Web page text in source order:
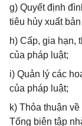
g) Quyết định
tiêu hủy xuất
h) Cấp, gia hạn,
của pháp luật;
i) Quản lý các
của pháp luật;
k) Thỏa thuận
Tổng biên tập